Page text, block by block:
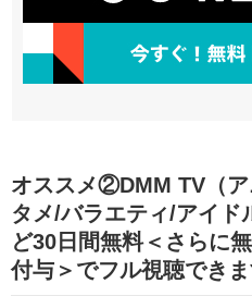
オススメ②DMM TV（
タメ/バラエティ/アイド
ど30日間無料＜さらに
付与＞でフル視聴できま